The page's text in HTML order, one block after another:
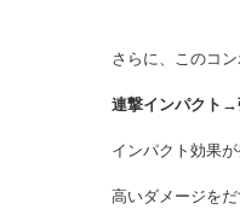
さらに、このコン
連撃インパクト→
インパクト効果が
高いダメージをだ